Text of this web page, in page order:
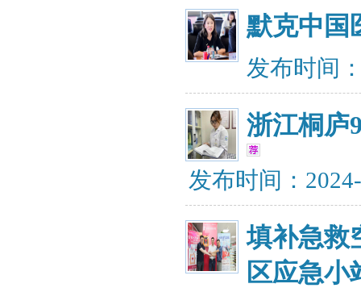
默克中国
发布时间
浙江桐庐
发布时间：
填补急救
区应急小